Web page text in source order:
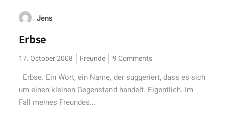
Jens
Erbse
17. October 2008 Freunde 9 Comments
Erbse. Ein Wort, ein Name, der suggeriert, dass es sich
um einen kleinen Gegenstand handelt. Eigentlich. Im
Fall meines Freundes...